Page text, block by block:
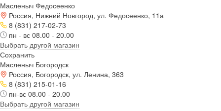
Масленыч Федосеенко
Россия, Нижний Новгород, ул. Федосеенко, 11а
8 (831) 217-02-73
пн - вс 08.00 - 20.00
Выбрать другой магазин
Сохранить
Масленыч Богородск
Россия, Богородск, ул. Ленина, 363
8 (831) 215-01-16
пн-вс 08.00 - 20.00
Выбрать другой магазин